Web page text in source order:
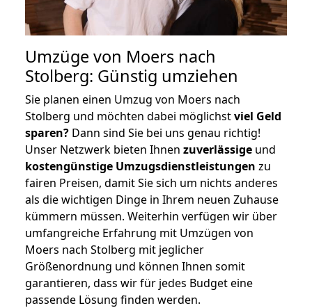
Umzüge von Moers nach
Stolberg: Günstig umziehen
Sie planen einen Umzug von Moers nach
Stolberg und möchten dabei möglichstviel Geld
sparen? Dann sind Sie bei uns genau richtig!
Unser Netzwerk bieten Ihnen zuverlässige und
kostengünstige Umzugsdienstleistungen zu
fairen Preisen, damit Sie sich um nichts anderes
als die wichtigen Dinge in Ihrem neuen Zuhause
kümmern müssen. Weiterhin verfügen wir über
umfangreiche Erfahrung mit Umzügen von
Moers nach Stolberg mit jeglicher
Größenordnung und können Ihnen somit
garantieren, dass wir für jedes Budget eine
passende Lösung finden werden.